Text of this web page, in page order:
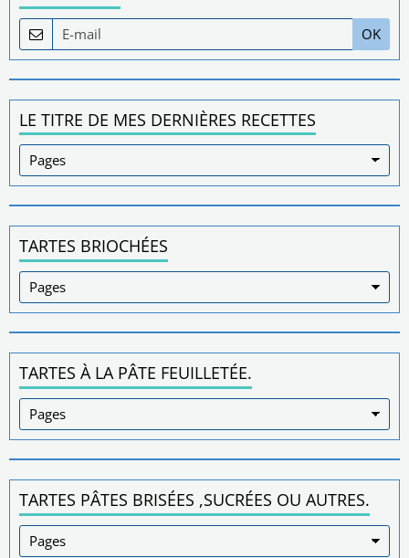
OK
LE TITRE DE MES DERNIÈRES RECETTES
TARTES BRIOCHÉES
TARTES À LA PÂTE FEUILLETÉE.
TARTES PÂTES BRISÉES ,SUCRÉES OU AUTRES.